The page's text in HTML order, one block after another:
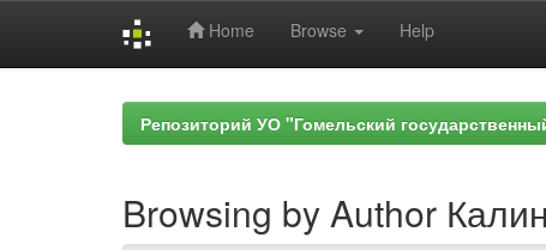
Home Browse Help
Репозиторий УО "Гомельский
Browsing by Author